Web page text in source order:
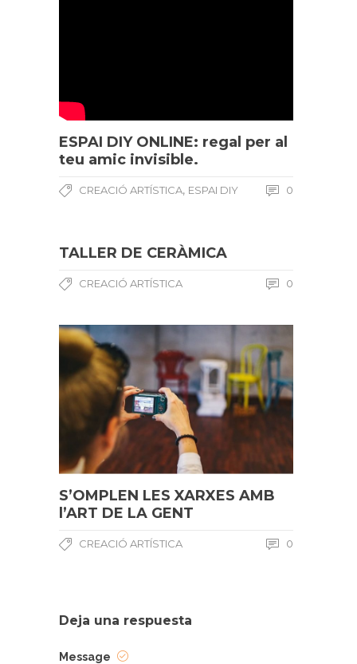
ESPAI DIY ONLINE: regal per al
teu amic invisible.
CREACIÓ ARTÍSTICA, ESPAI DIY 0
TALLER DE CERÀMICA
CREACIÓ ARTÍSTICA 0
S’OMPLEN LES XARXES AMB
l’ART DE LA GENT
CREACIÓ ARTÍSTICA 0
Deja una respuesta
Message